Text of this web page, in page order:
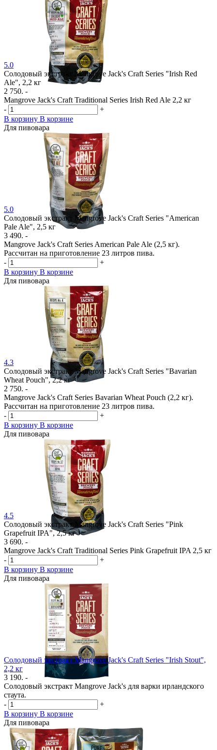
5.0
Солодовый экстракт Mangrove Jack's Craft Series "Irish Red
Ale", 2,2 кг
2 750. -
Mangrove Jack's Craft Traditional Series Irish Red Ale 2,2 кг
-
+
В корзину В корзине
Для пивовара
5.0
Солодовый экстракт Mangrove Jack's Craft Series "American
Pale Ale", 2,5 кг
3 490. -
Mangrove Jack's Craft Series American Pale Ale (2,5 кг).
Рассчитан на приготовление 23 литров пива.
-
+
В корзину В корзине
Для пивовара
4.3
Солодовый экстракт Mangrove Jack's Craft Series "Bavarian
Wheat Pouch", 2,2 кг
2 750. -
Mangrove Jack's Craft Series Bavarian Wheat Pouch (2,2 кг).
Рассчитан на приготовление 23 литров пива.
-
+
В корзину В корзине
Для пивовара
4.5
Солодовый экстракт Mangrove Jack's Craft Series "Pink
Grapefruit IPA", 2,5 кг
3 690. -
Mangrove Jack's Craft Traditional Series Pink Grapefruit IPA 2,5 кг
-
+
В корзину В корзине
Для пивовара
Солодовый экстракт Mangrove Jack's Craft Series "Irish Stout",
2,2 кг
3 190. -
Солодовый экстракт Mangrove Jack's для варки ирландского
стаута.
-
+
В корзину В корзине
Для пивовара